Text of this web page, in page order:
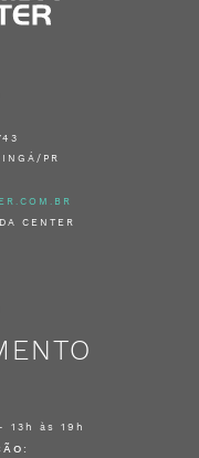
PR
CENTER
13h às 19h